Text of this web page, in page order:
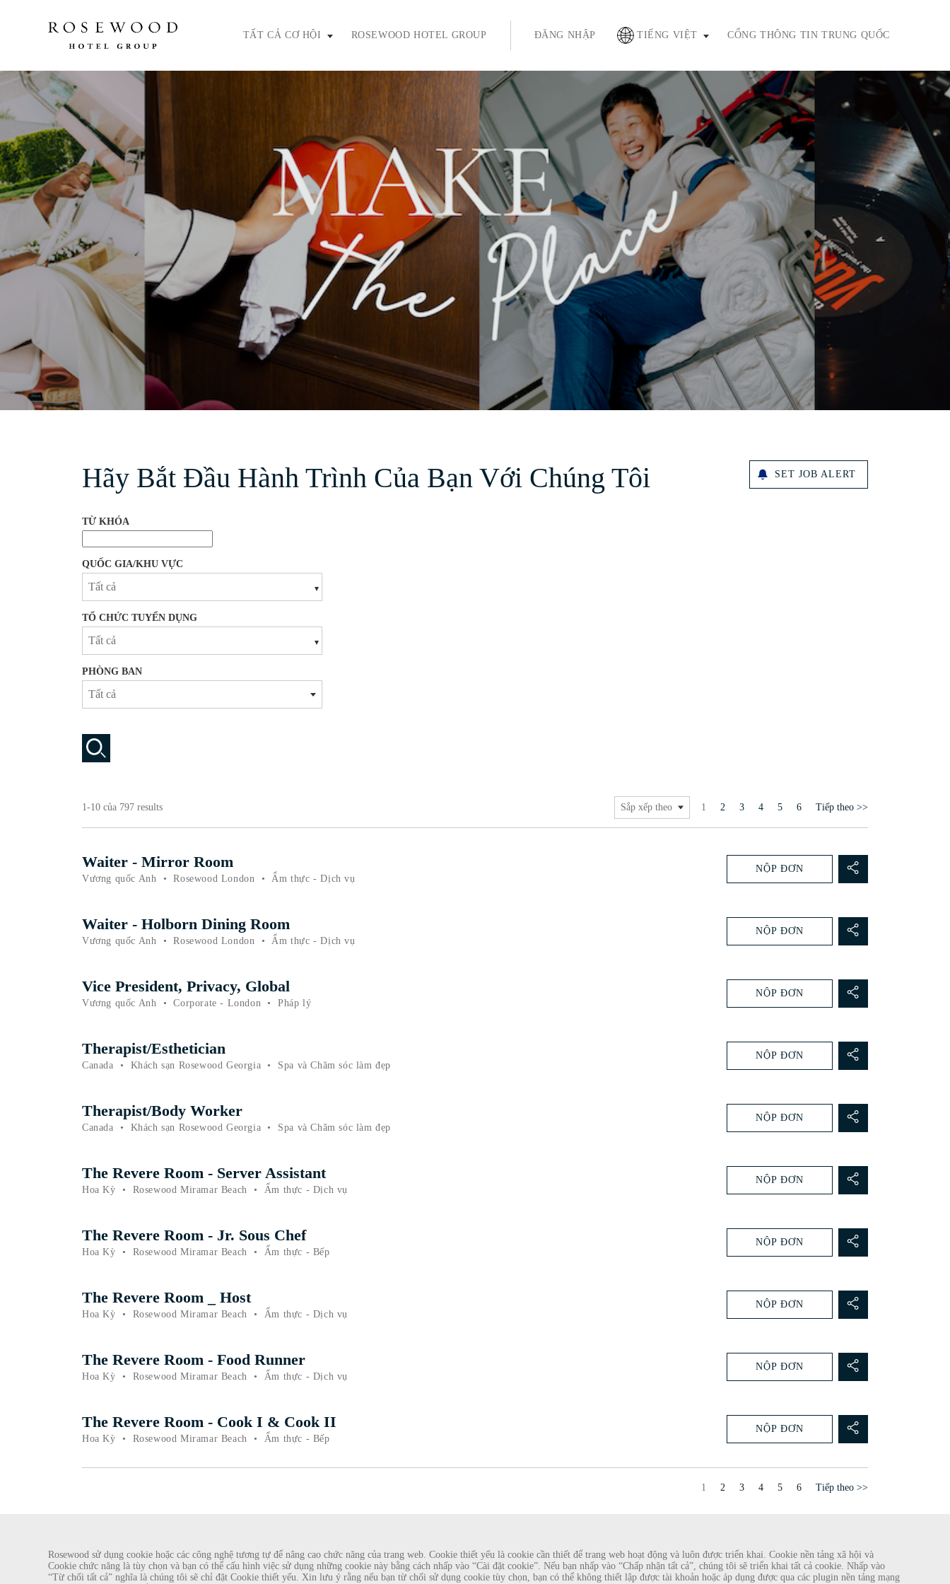
Rosewood sử dụng cookie hoặc các công nghệ tương tự để nâng cao chức năng của trang web. Cookie thiết yếu là cookie cần thiết để trang web hoạt động và luôn được triển khai. Cookie nền tảng xã hội và
Cookie chức năng là tùy chọn và bạn có thể cấu hình việc sử dụng những cookie này bằng cách nhấp vào “Cài đặt cookie”. Nếu bạn nhấp vào “Chấp nhận tất cả”, chúng tôi sẽ triển khai tất cả cookie. Nhấp vào
“Từ chối tất cả” nghĩa là chúng tôi sẽ chỉ đặt Cookie thiết yếu. Xin lưu ý rằng nếu bạn từ chối sử dụng cookie tùy chọn, bạn có thể không thiết lập được tài khoản hoặc áp dụng được qua các plugin nền tảng mạng
TẤT CẢ CƠ HỘI
ROSEWOOD HOTEL GROUP ĐĂNG NHẬP TIẾNG VIỆT CỔNG THÔNG TIN TRUNG QUỐC
Hãy Bắt Đầu Hành Trình Của Bạn Với Chúng Tôi SET JOB ALERT
Hãy bắt đầu hành trình của bạn với chúng tôi
TỪ KHÓA
QUỐC GIA/KHU VỰC
TỔ CHỨC TUYỂN DỤNG
PHÒNG BANTất cả
Tất cả
1-10 của 797 results Sắp xếp theo Trang
1 2 3 4 5 6 Tiếp theo >>
Waiter - Mirror Room
Vương quốc Anh • Rosewood London • Ẩm thực - Dịch vụ
NỘP ĐƠN
Waiter - Holborn Dining Room
Vương quốc Anh • Rosewood London • Ẩm thực - Dịch vụ
NỘP ĐƠN
Vice President, Privacy, Global
Vương quốc Anh • Corporate - London • Pháp lý
NỘP ĐƠN
Therapist/Esthetician
Canada • Khách sạn Rosewood Georgia • Spa và Chăm sóc làm đẹp
NỘP ĐƠN
Therapist/Body Worker
Canada • Khách sạn Rosewood Georgia • Spa và Chăm sóc làm đẹp
NỘP ĐƠN
The Revere Room - Server Assistant
Hoa Kỳ • Rosewood Miramar Beach • Ẩm thực - Dịch vụ
NỘP ĐƠN
The Revere Room - Jr. Sous Chef
Hoa Kỳ • Rosewood Miramar Beach • Ẩm thực - Bếp
NỘP ĐƠN
The Revere Room _ Host
Hoa Kỳ • Rosewood Miramar Beach • Ẩm thực - Dịch vụ
NỘP ĐƠN
The Revere Room - Food Runner
Hoa Kỳ • Rosewood Miramar Beach • Ẩm thực - Dịch vụ
NỘP ĐƠN
The Revere Room - Cook I & Cook II
Hoa Kỳ • Rosewood Miramar Beach • Ẩm thực - Bếp
NỘP ĐƠN
Trang
1 2 3 4 5 6 Tiếp theo >>
CẢNH BÁO GIAN LẬN
Chúng tôi đã được biết về một vụ lừa đảo gần đây, theo đó các cá nhân giả làm nhà tuyển dụng đang cung cấp hợp đồng lao động cho Rosewood
Hotel Group. Những lời gạ gẫm này được thực hiện bởi những người sử dụng tài khoản e-mail dựa trên web có tên Rosewood. Cá nhân được yêu